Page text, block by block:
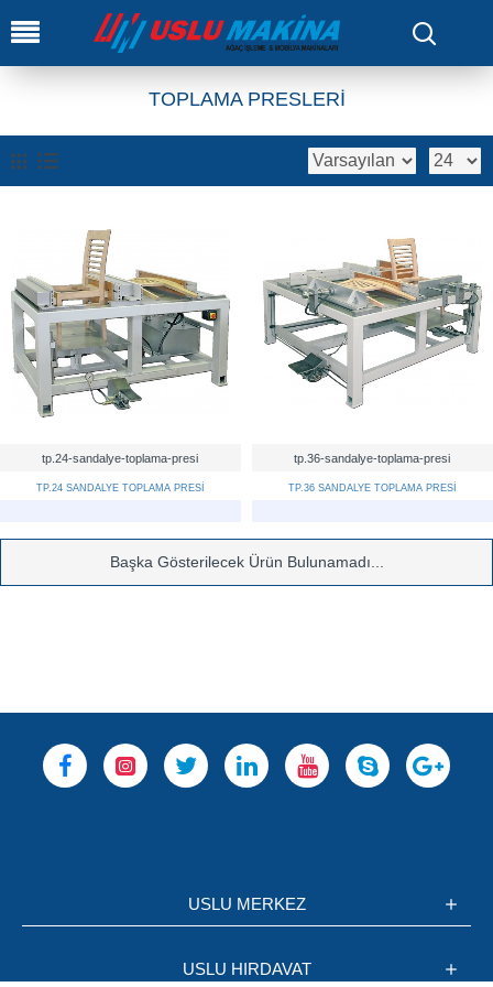
TOPLAMA PRESLERİ
tp.24-sandalye-toplama-presi
TP.24 SANDALYE TOPLAMA PRESİ
tp.36-sandalye-toplama-presi
TP.36 SANDALYE TOPLAMA PRESİ
Başka Gösterilecek Ürün Bulunamadı...
USLU MERKEZ
USLU HIRDAVAT